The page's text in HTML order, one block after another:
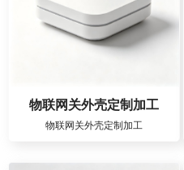
物联网关外壳定制加工
物联网关外壳定制加工